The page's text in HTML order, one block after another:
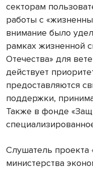
секторам
работы с
внимание было
рамках жизненной
Отечества» для
действует
предоставляются
поддержки,
Также в фонде
Слушатель проекта
министерства